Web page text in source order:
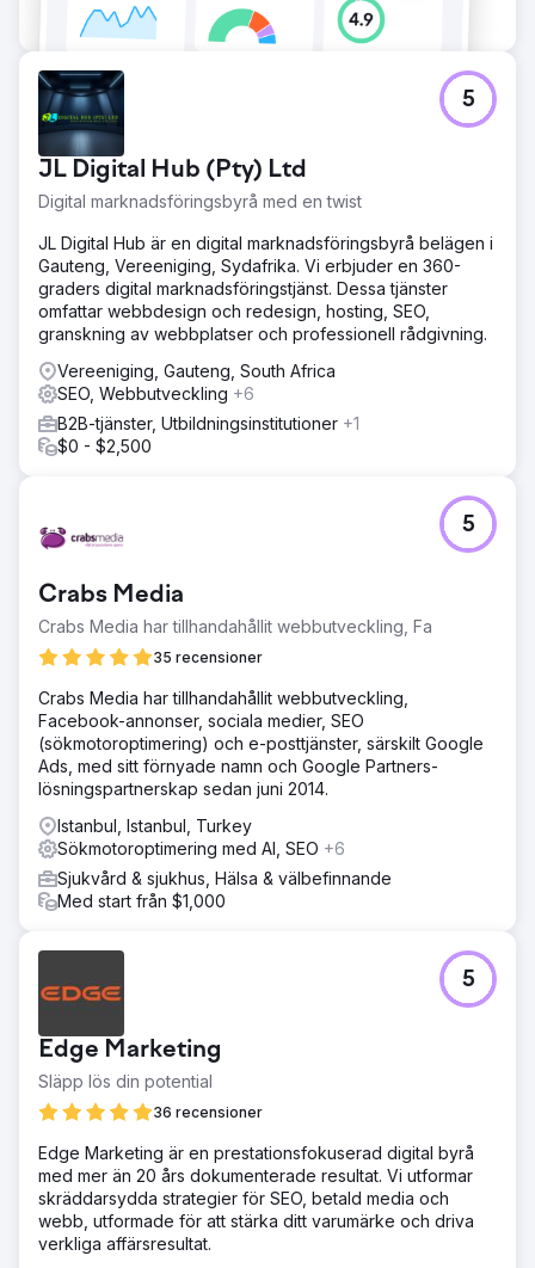
JL Digital Hub (Pty) Ltd
Digital marknadsföringsbyrå med en twist
5
JL Digital Hub är en digital marknadsföringsbyrå belägen i
Gauteng, Vereeniging, Sydafrika. Vi erbjuder en 360-
graders digital marknadsföringstjänst. Dessa tjänster
omfattar webbdesign och redesign, hosting, SEO,
granskning av webbplatser och professionell rådgivning.
Vereeniging, Gauteng, South Africa
SEO, Webbutveckling +6
B2B-tjänster, Utbildningsinstitutioner +1
$0 - $2,500
Crabs Media
Crabs Media har tillhandahållit webbutveckling, Fa
35 recensioner
5
Crabs Media har tillhandahållit webbutveckling,
Facebook-annonser, sociala medier, SEO
(sökmotoroptimering) och e-posttjänster, särskilt Google
Ads, med sitt förnyade namn och Google Partners-
lösningspartnerskap sedan juni 2014.
Istanbul, Istanbul, Turkey
Sökmotoroptimering med AI, SEO +6
Sjukvård & sjukhus, Hälsa & välbefinnande
Med start från $1,000
Edge Marketing
Släpp lös din potential
36 recensioner
5
Edge Marketing är en prestationsfokuserad digital byrå
med mer än 20 års dokumenterade resultat. Vi utformar
skräddarsydda strategier för SEO, betald media och
webb, utformade för att stärka ditt varumärke och driva
verkliga affärsresultat.